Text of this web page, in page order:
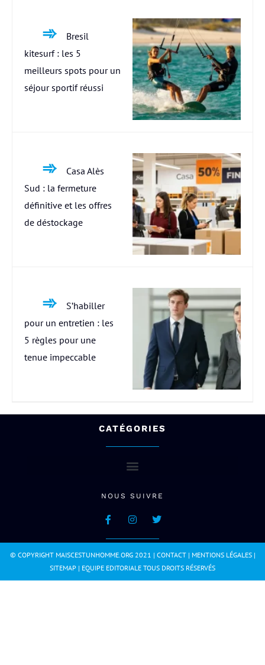
Bresil
kitesurf : les 5
meilleurs spots pour un
séjour sportif réussi
Casa Alès
Sud : la fermeture
définitive et les offres
de déstockage
S’habiller
pour un entretien : les
5 règles pour une
tenue impeccable
CATÉGORIES
NOUS SUIVRE
© COPYRIGHT MAISCESTUNHOMME.ORG 2021 | CONTACT| MENTIONS LÉGALES|
SITEMAP | EQUIPE EDITORIALE TOUS DROITS RÉSERVÉS